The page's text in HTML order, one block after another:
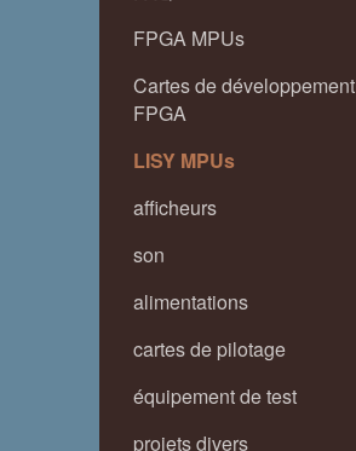
FPGA MPUs
Cartes de développement
FPGA
LISY MPUs
afficheurs
son
alimentations
cartes de pilotage
équipement de test
projets divers